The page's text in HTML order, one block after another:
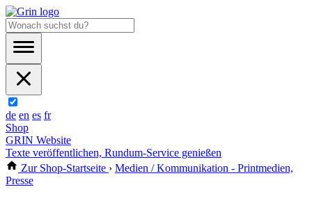
de en es fr
Shop
GRIN Website
Texte veröffentlichen, Rundum-Service genießen
Zur Shop-Startseite › Medien / Kommunikation - Printmedien,
Presse